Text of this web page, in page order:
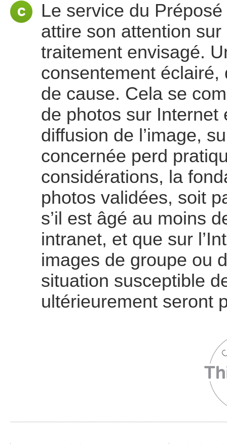
Le service du
attire son attention
traitement envisagé.
consentement
de cause. Cela se
de photos sur Internet
diffusion de l’image,
concernée perd
considérations, la
photos validées, soit
s’il est âgé au moins
intranet, et que sur
images de groupe ou
situation susceptible
ultérieurement seront